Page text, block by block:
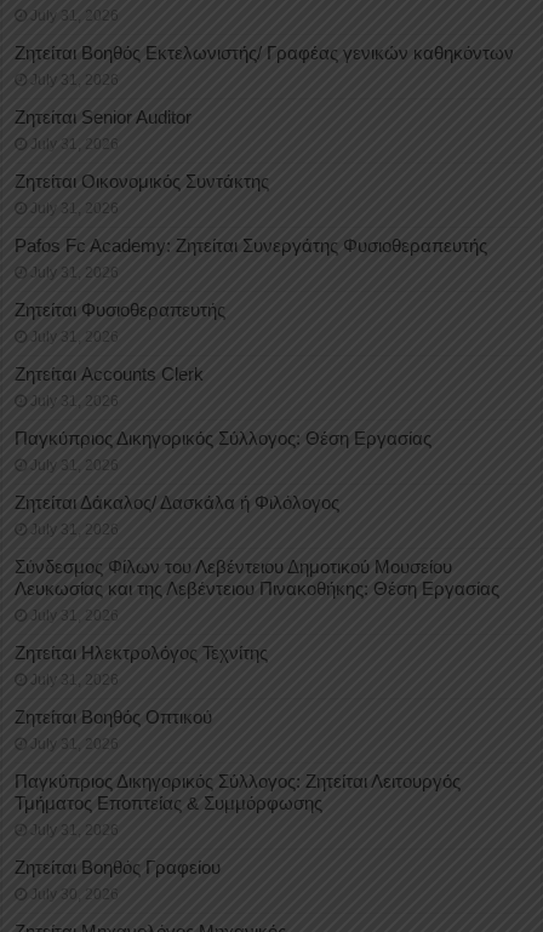
July 31, 2026
Ζητείται Βοηθός Εκτελωνιστής/ Γραφέας γενικών καθηκόντων
July 31, 2026
Ζητείται Senior Auditor
July 31, 2026
Ζητείται Οικονομικός Συντάκτης
July 31, 2026
Pafos Fc Academy: Ζητείται Συνεργάτης Φυσιοθεραπευτής
July 31, 2026
Ζητείται Φυσιοθεραπευτής
July 31, 2026
Ζητείται Accounts Clerk
July 31, 2026
Παγκύπριος Δικηγορικός Σύλλογος: Θέση Εργασίας
July 31, 2026
Ζητείται Δάκαλος/ Δασκάλα ή Φιλόλογος
July 31, 2026
Σύνδεσμος Φίλων του Λεβέντειου Δημοτικού Μουσείου
Λευκωσίας και της Λεβέντειου Πινακοθήκης: Θέση Εργασίας
July 31, 2026
Ζητείται Ηλεκτρολόγος Τεχνίτης
July 31, 2026
Ζητείται Βοηθός Οπτικού
July 31, 2026
Παγκύπριος Δικηγορικός Σύλλογος: Ζητείται Λειτουργός
Τμήματος Εποπτείας & Συμμόρφωσης
July 31, 2026
Ζητείται Βοηθός Γραφείου
July 30, 2026